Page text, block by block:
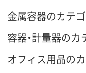
金属容器のカテ
容器・計量器のカ
オフィス用品の